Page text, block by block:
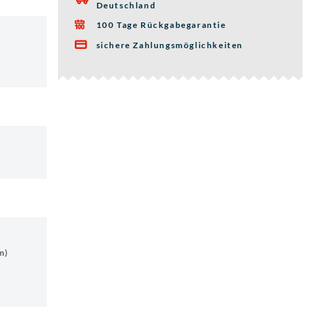
Deutschland
 100 Tage Rückgabegarantie
 sichere Zahlungsmöglichkeiten